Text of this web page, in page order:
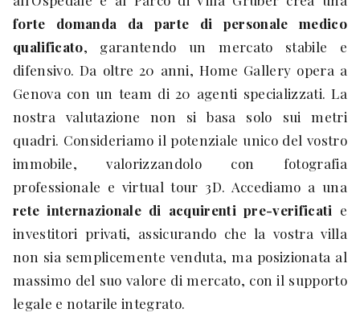
forte domanda da parte di personale medico
qualificato, garantendo un mercato stabile e
difensivo. Da oltre 20 anni, Home Gallery opera a
Genova con un team di 20 agenti specializzati. La
nostra valutazione non si basa solo sui metri
quadri. Consideriamo il potenziale unico del vostro
immobile, valorizzandolo con fotografia
professionale e virtual tour 3D. Accediamo a una
rete internazionale di acquirenti pre-verificati e
investitori privati, assicurando che la vostra villa
non sia semplicemente venduta, ma posizionata al
massimo del suo valore di mercato, con il supporto
legale e notarile integrato.